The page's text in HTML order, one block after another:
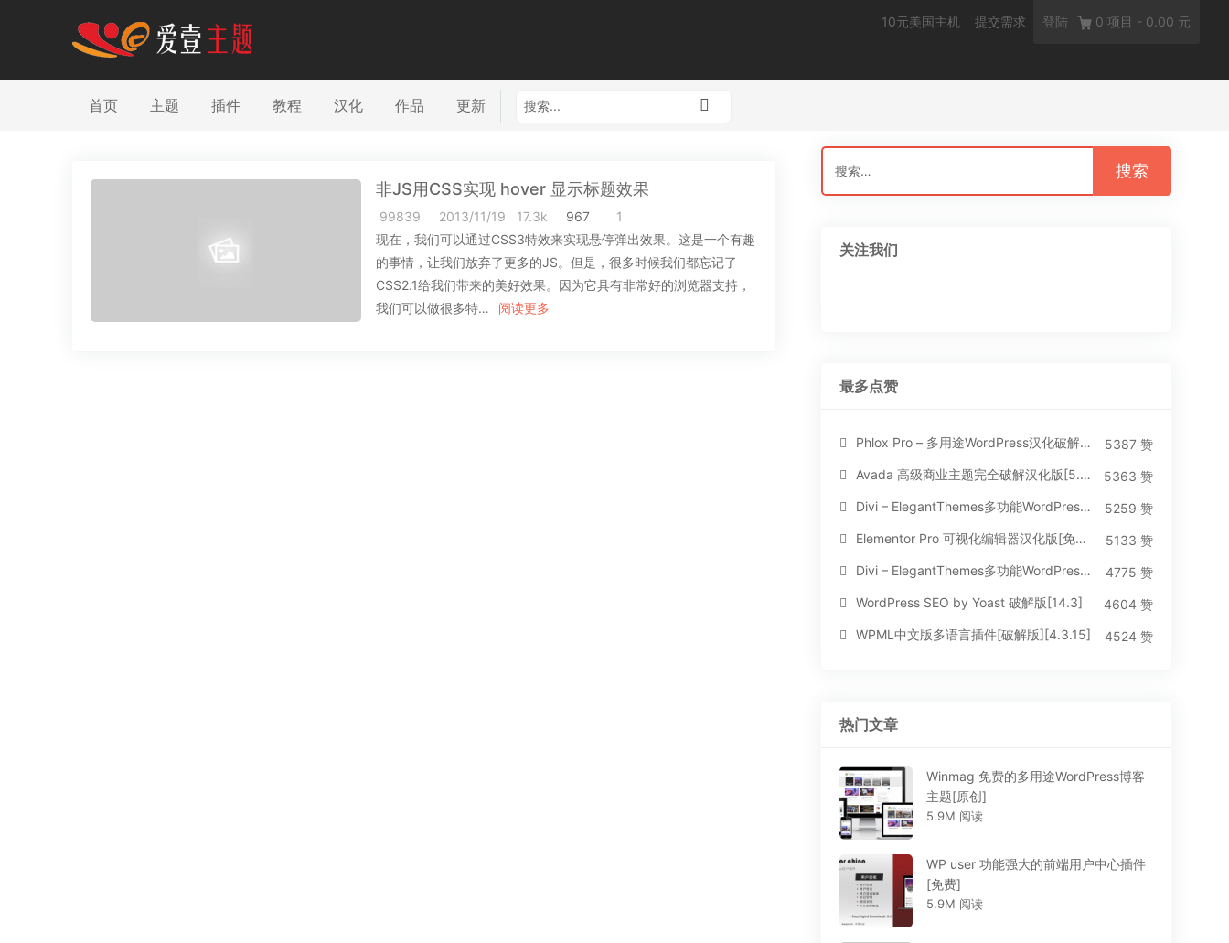
10元美国主机 提交需求 登陆 0 项目 - 0.00 元
首页 主题 插件 教程 汉化 作品 更新
非JS用CSS实现 hover 显示标题效果
99839 2013/11/19 17.3k 967
1
现在，我们可以通过CSS3特效来实现悬停弹出效果。这是一个有趣
的事情，让我们放弃了更多的JS。但是，很多时候我们都忘记了
CSS2.1给我们带来的美好效果。因为它具有非常好的浏览器支持，
我们可以做很多特…
阅读更多
搜
索：
关注我们
最多点赞
Phlox Pro – 多用途WordPress汉化破解主题[5.1.12]
5387 赞
Avada 高级商业主题完全破解汉化版[5.8.2]
5363 赞
Divi – ElegantThemes多功能WordPress主题[汉化版4.4.2]
5259 赞
Elementor Pro 可视化编辑器汉化版[免费持续更新]
5133 赞
Divi – ElegantThemes多功能WordPress主题[汉化版3.1.95]
4775 赞
WordPress SEO by Yoast 破解版[14.3]
4604 赞
WPML中文版多语言插件[破解版][4.3.15]
4524 赞
热门文章
Winmag 免费的多用途WordPress博客
主题[原创]
5.9M 阅读
WP user 功能强大的前端用户中心插件
[免费]
5.9M 阅读